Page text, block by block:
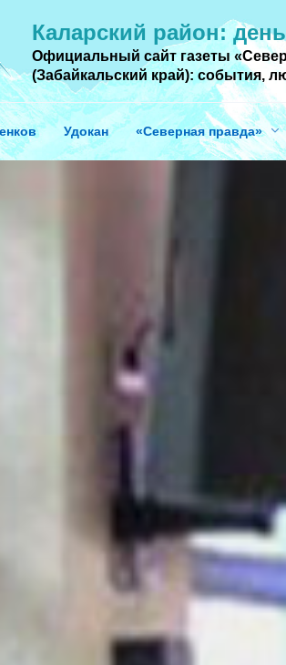
Каларский район:
Официальный сайт газеты
(Забайкальский край): события,
Удокан «Северная правда»